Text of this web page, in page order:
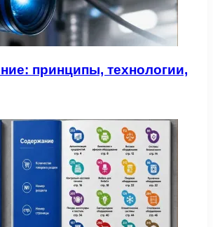
принципы, технологии,